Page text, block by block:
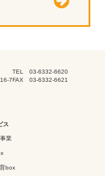
7
TEL 03-6332-6620
FAX 03-6332-6621
ス
業
box